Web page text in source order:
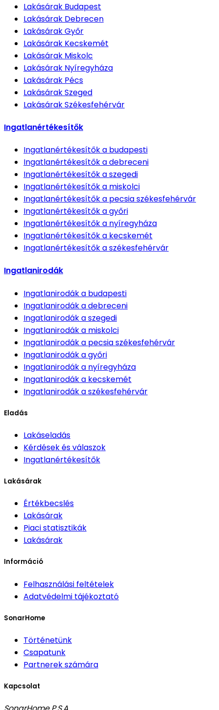
Lakásárak Budapest
Lakásárak Debrecen
LakásárakGyőr
Lakásárak Kecskemét
Lakásárak Miskolc
Lakásárak Nyíregyháza
Lakásárak Pécs
LakásárakSzeged
LakásárakSzékesfehérvár
Ingatlanértékesítők
Ingatlanértékesítőka budapesti
Ingatlanértékesítőka debreceni
Ingatlanértékesítőka szegedi
Ingatlanértékesítőka miskolci
Ingatlanértékesítőka pecsia székesfehérvár
Ingatlanértékesítőka győri
Ingatlanértékesítőka nyíregyháza
Ingatlanértékesítőka kecskemét
Ingatlanértékesítőka székesfehérvár
Ingatlanirodák
Ingatlanirodáka budapesti
Ingatlanirodáka debreceni
Ingatlanirodáka szegedi
Ingatlanirodáka miskolci
Ingatlanirodáka pecsia székesfehérvár
Ingatlanirodáka győri
Ingatlanirodáka nyíregyháza
Ingatlanirodáka kecskemét
Ingatlanirodáka székesfehérvár
Eladás
Lakáseladás
Kérdések és válaszok
Ingatlanértékesítők
Lakásárak
Értékbecslés
Lakásárak
Piaci statisztikák
Lakásárak
Információ
Felhasználási feltételek
Adatvédelmi tájékoztató
SonarHome
Történetünk
Csapatunk
Partnerek számára
Kapcsolat